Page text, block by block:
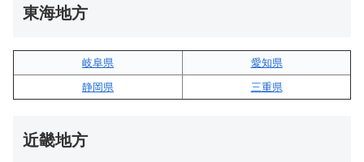
東海地方
岐阜県
愛知県
静岡県
三重県
近畿地方